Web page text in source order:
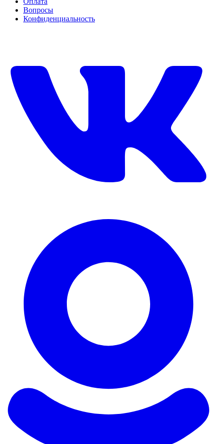
Вопросы
Конфиденциальность